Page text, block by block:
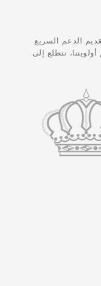
الدعم السريع
نتطلع إلى